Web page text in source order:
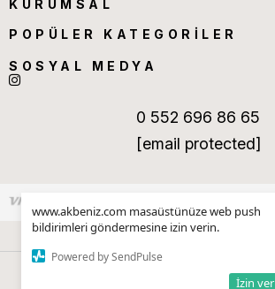
www.akbeniz.com masaüstünüze web push
bildirimleri göndermesine izin verin.
Powered by SendPulse
İzin ver
KURUMSAL
POPÜLER KATEGORİLER
SOSYAL MEDYA
0 552 696 86 65
[email protected]